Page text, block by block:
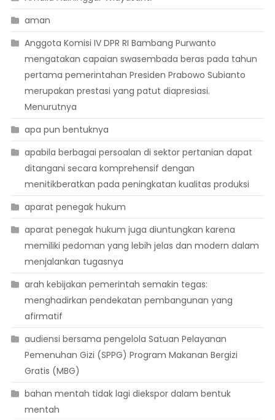
aman
Anggota Komisi IV DPR RI Bambang Purwanto
mengatakan capaian swasembada beras pada tahun
pertama pemerintahan Presiden Prabowo Subianto
merupakan prestasi yang patut diapresiasi.
Menurutnya
apa pun bentuknya
apabila berbagai persoalan di sektor pertanian dapat
ditangani secara komprehensif dengan
menitikberatkan pada peningkatan kualitas produksi
aparat penegak hukum
aparat penegak hukum juga diuntungkan karena
memiliki pedoman yang lebih jelas dan modern dalam
menjalankan tugasnya
arah kebijakan pemerintah semakin tegas:
menghadirkan pendekatan pembangunan yang
afirmatif
audiensi bersama pengelola Satuan Pelayanan
Pemenuhan Gizi (SPPG) Program Makanan Bergizi
Gratis (MBG)
bahan mentah tidak lagi diekspor dalam bentuk
mentah